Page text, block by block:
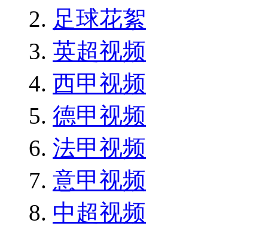
足球花絮
英超视频
西甲视频
德甲视频
法甲视频
意甲视频
中超视频